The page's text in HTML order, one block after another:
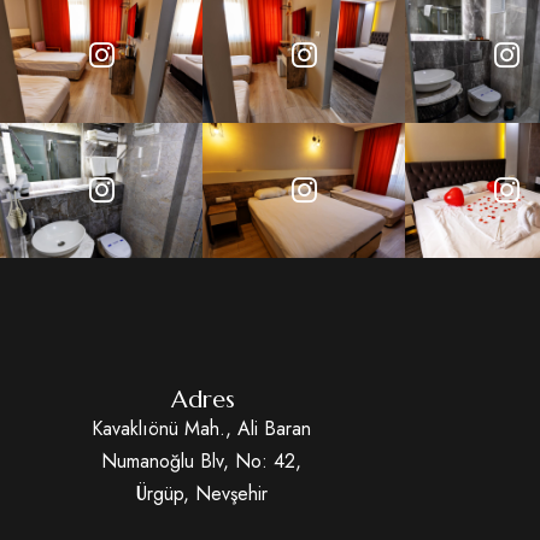
Adres
Kavaklıönü Mah., Ali Baran
Numanoğlu Blv, No: 42,
Ürgüp, Nevşehir